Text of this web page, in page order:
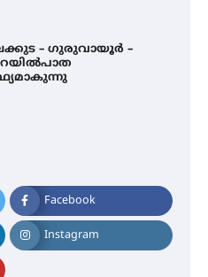
– ഗുരുവായൂർ –
Facebook
Instagram
ന്